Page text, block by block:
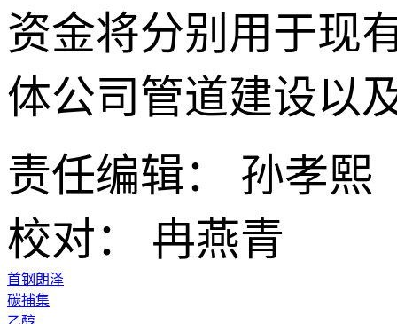
资金将分别用于现
体公司管道建设以
责任编辑： 孙孝熙
校对： 冉燕青
首钢朗泽
碳捕集